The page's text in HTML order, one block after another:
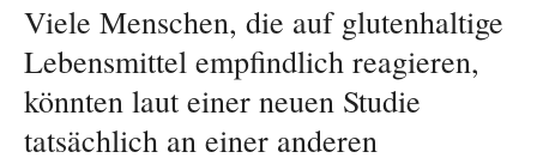
Viele Menschen, die auf glutenhaltige
Lebensmittel empfindlich reagieren,
könnten laut einer neuen Studie
tatsächlich an einer anderen